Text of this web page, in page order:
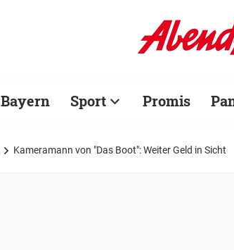
Bayern Sport Promis
Kameramann von "Das Boot": Weiter Geld in Sicht